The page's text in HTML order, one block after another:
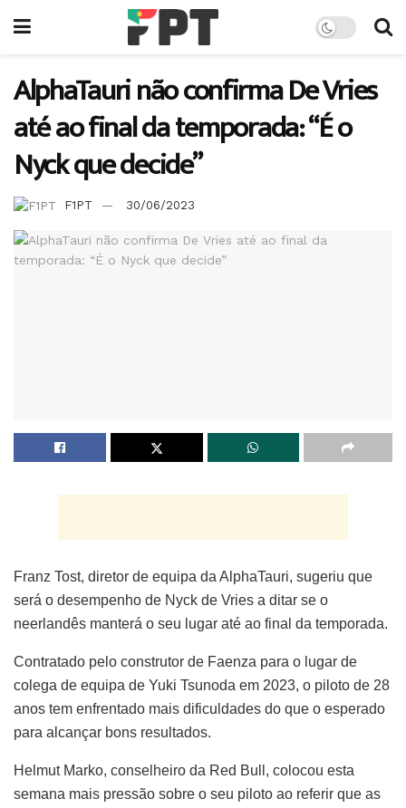
AlphaTauri não confirma De Vries
até ao final da temporada: “É o
Nyck que decide”
F1PT 30/06/2023
Franz Tost, diretor de equipa da AlphaTauri, sugeriu que
será o desempenho de Nyck de Vries a ditar se o
neerlandês manterá o seu lugar até ao final da temporada.
Contratado pelo construtor de Faenza para o lugar de
colega de equipa de Yuki Tsunoda em 2023, o piloto de 28
anos tem enfrentado mais dificuldades do que o esperado
para alcançar bons resultados.
Helmut Marko, conselheiro da Red Bull, colocou esta
semana mais pressão sobre o seu piloto ao referir que as